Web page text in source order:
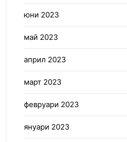
юни 2023
май 2023
април 2023
март 2023
февруари 2023
януари 2023